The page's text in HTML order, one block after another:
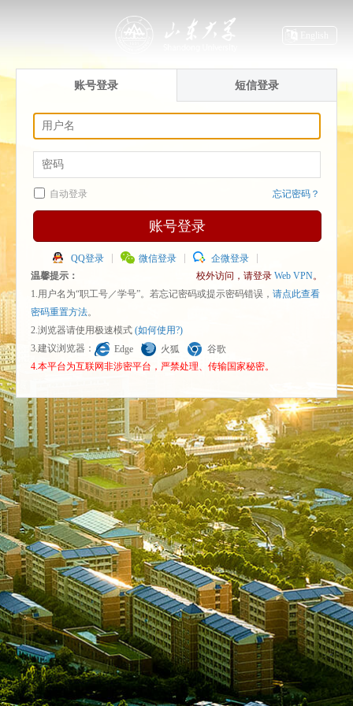
账号登录 短信登录
自动登录 忘记密码？
账号登录
QQ登录 微信登录
企微登录
温馨提示：
校外访问，请登录 Web VPN。
1.用户名为“职工号／学号”。若忘记密码或提示密码错误， 请点此查看
密码重置方法。
2.浏览器请使用极速模式 (如何使用?)
3.建议浏览器：
Edge 火狐
谷歌
4.本平台为互联网非涉密平台，严禁处理、传输国家秘密。